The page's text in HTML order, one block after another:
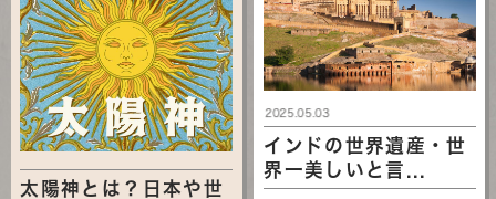
太陽神とは？日本や世
インドの世界遺産・世
界一美しいと言...
2025.05.03